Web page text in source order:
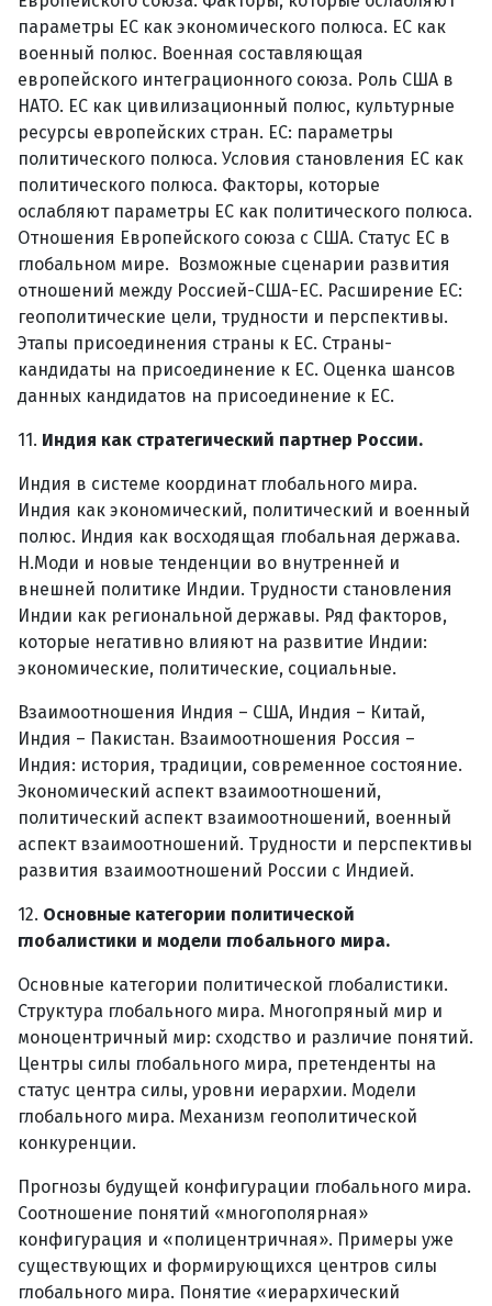
параметры ЕС как экономического полюса. ЕС как
военный полюс. Военная составляющая
европейского интеграционного союза. Роль США в
НАТО. ЕС как цивилизационный полюс, культурные
ресурсы европейских стран. ЕС: параметры
политического полюса. Условия становления ЕС как
политического полюса. Факторы, которые
ослабляют параметры ЕС как политического полюса.
Отношения Европейского союза с США. Статус ЕС в
глобальном мире. Возможные сценарии развития
отношений между Россией-США-ЕС. Расширение ЕС:
геополитические цели, трудности и перспективы.
Этапы присоединения страны к ЕС. Страны-
кандидаты на присоединение к ЕС. Оценка шансов
данных кандидатов на присоединение к ЕС.
11. Индия как стратегический партнер России.
Индия в системе координат глобального мира.
Индия как экономический, политический и военный
полюс. Индия как восходящая глобальная держава.
Н.Моди и новые тенденции во внутренней и
внешней политике Индии. Трудности становления
Индии как региональной державы. Ряд факторов,
которые негативно влияют на развитие Индии:
экономические, политические, социальные.
Взаимоотношения Индия – США, Индия – Китай,
Индия – Пакистан. Взаимоотношения Россия –
Индия: история, традиции, современное состояние.
Экономический аспект взаимоотношений,
политический аспект взаимоотношений, военный
аспект взаимоотношений. Трудности и перспективы
развития взаимоотношений России с Индией.
12. Основные категории политической
глобалистики и модели глобального мира.
Основные категории политической глобалистики.
Структура глобального мира. Многопряный мир и
моноцентричный мир: сходство и различие понятий.
Центры силы глобального мира, претенденты на
статус центра силы, уровни иерархии. Модели
глобального мира. Механизм геополитической
конкуренции.
Прогнозы будущей конфигурации глобального мира.
Соотношение понятий «многополярная»
конфигурация и «полицентричная». Примеры уже
существующих и формирующихся центров силы
глобального мира. Понятие «иерархический